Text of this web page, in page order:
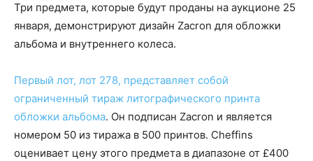
Три предмета, которые будут проданы на аукционе 25
января, демонстрируют дизайн Zacron для обложки
альбома и внутреннего колеса.
Первый лот, лот 278, представляет собой
ограниченный тираж литографического принта
обложки альбома. Он подписан Zacron и является
номером 50 из тиража в 500 принтов. Cheffins
оценивает цену этого предмета в диапазоне от £400